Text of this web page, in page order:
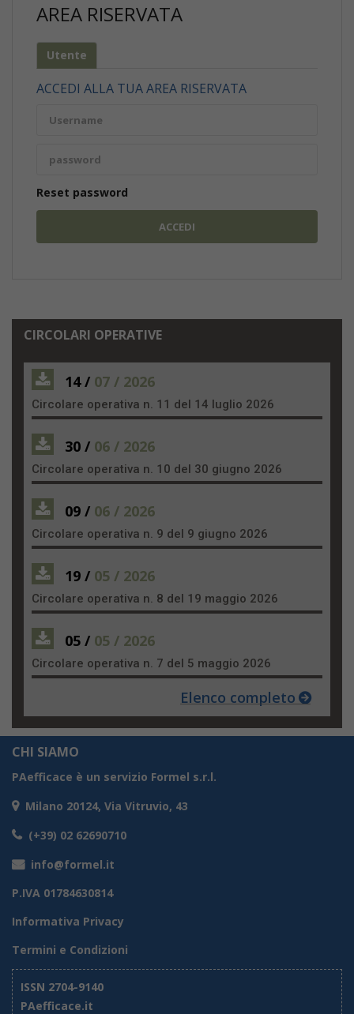
AREA RISERVATA
Utente
ACCEDI ALLA TUA AREA RISERVATA
Reset password
CIRCOLARI OPERATIVE
14 / 07 / 2026
Circolare operativa n. 11 del 14 luglio 2026
30 / 06 / 2026
Circolare operativa n. 10 del 30 giugno 2026
09 / 06 / 2026
Circolare operativa n. 9 del 9 giugno 2026
19 / 05 / 2026
Circolare operativa n. 8 del 19 maggio 2026
05 / 05 / 2026
Circolare operativa n. 7 del 5 maggio 2026
Elenco completo
CHI SIAMO
PAefficace è un servizio Formel s.r.l.
Milano 20124, Via Vitruvio, 43
(+39) 02 62690710
info@formel.it
P.IVA 01784630814
Informativa Privacy
Termini e Condizioni
ISSN 2704-9140
PAefficace.it